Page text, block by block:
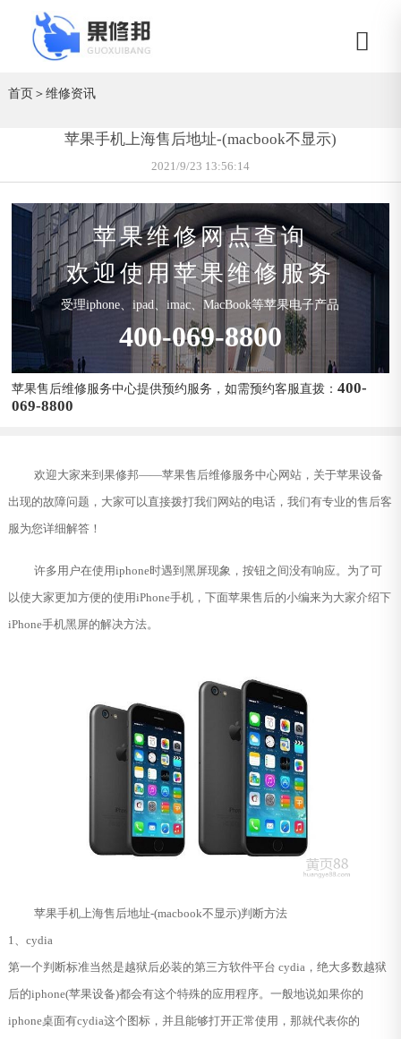
首页＞维修资讯
苹果手机上海售后地址-(macbook不显示)
2021/9/23 13:56:14
苹果维修网点查询
欢迎使用苹果维修服务
受理iphone、ipad、imac、MacBook等苹果电子产品
400-069-8800
苹果售后维修服务中心提供预约服务，如需预约客服直拨：400-
069-8800
欢迎大家来到果修邦——苹果售后维修服务中心网站，关于苹果设备
出现的故障问题，大家可以直接拨打我们网站的电话，我们有专业的售后客
服为您详细解答！
许多用户在使用iphone时遇到黑屏现象，按钮之间没有响应。为了可
以使大家更加方便的使用iPhone手机，下面苹果售后的小编来为大家介绍下
iPhone手机黑屏的解决方法。
苹果手机上海售后地址-(macbook不显示)判断方法
1、cydia
第一个判断标准当然是越狱后必装的第三方软件平台 cydia，绝大多数越狱
后的iphone(苹果设备)都会有这个特殊的应用程序。一般地说如果你的
iphone桌面有cydia这个图标，并且能够打开正常使用，那就代表你的